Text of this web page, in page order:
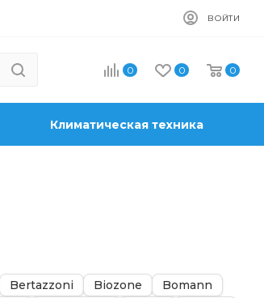
ВОЙТИ
0 0 0
Климатическая техника
Bertazzoni Biozone
Bomann